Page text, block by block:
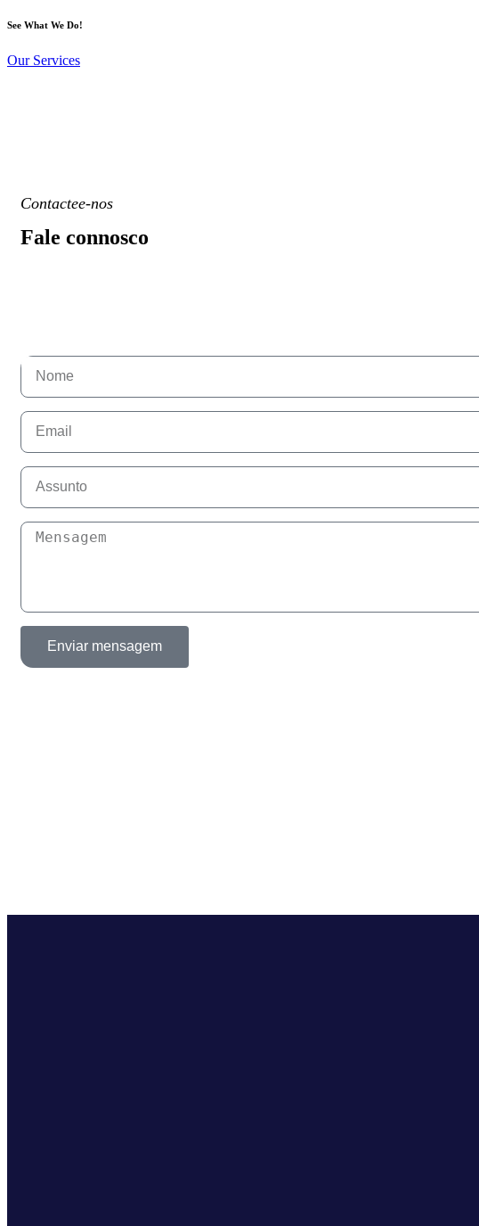
See What We Do!
Our Services
Contactee-nos
Fale connosco
Enviar mensagem